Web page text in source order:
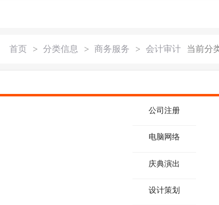
首页 > 分类信息 > 商务服务 > 会计审计 当前分
公司注册
电脑网络
庆典演出
设计策划